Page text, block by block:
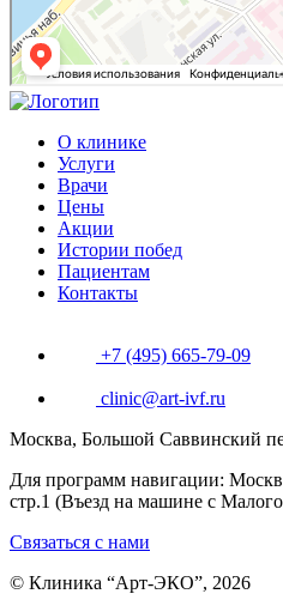
О клинике
Услуги
Врачи
Цены
Акции
Истории побед
Пациентам
Контакты
+7 (495) 665-79-09
clinic@art-ivf.ru
Москва, Большой Саввинский
Для программ навигации:
стр.1 (Въезд на машине с
Связаться с нами
© Клиника “Арт-ЭКО”, 2026